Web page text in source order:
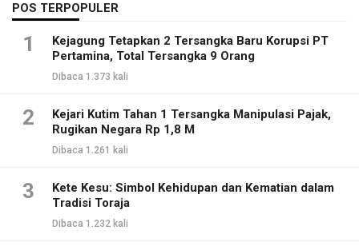
POS TERPOPULER
1
Kejagung Tetapkan 2 Tersangka Baru Korupsi PT
Pertamina, Total Tersangka 9 Orang
Dibaca 1.373 kali
2
Kejari Kutim Tahan 1 Tersangka Manipulasi Pajak,
Rugikan Negara Rp 1,8 M
Dibaca 1.261 kali
3
Kete Kesu: Simbol Kehidupan dan Kematian dalam
Tradisi Toraja
Dibaca 1.232 kali